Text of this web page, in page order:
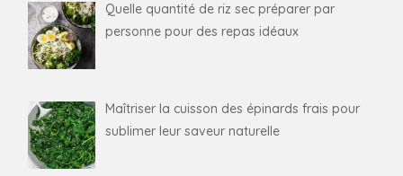
Quelle quantité de riz sec préparer par
personne pour des repas idéaux
Maîtriser la cuisson des épinards frais pour
sublimer leur saveur naturelle